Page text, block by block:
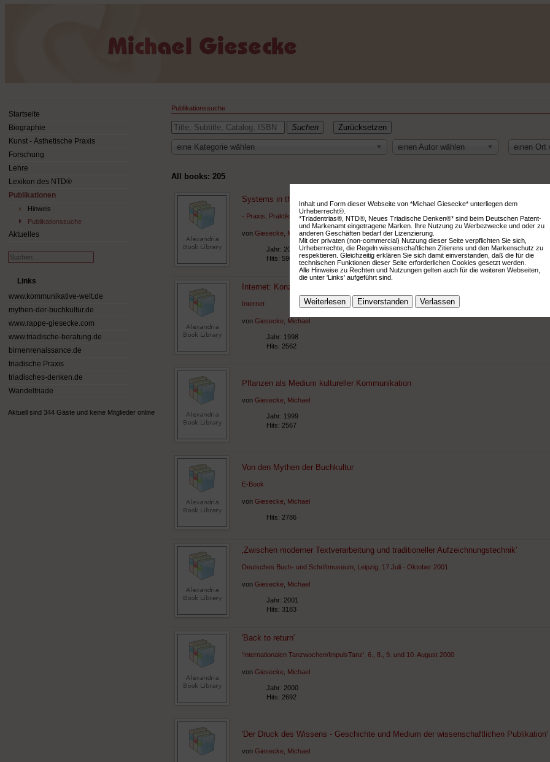
Startseite
Biographie
Kunst - Ästhetische Praxis
Forschung
Lehre
Lexikon des NTD®
Publikationen
Hinweis
Publikationssuche
Aktuelles
Suchen
...
Links
www.kommunikative-welt.de
mythen-der-buchkultur.de
www.rappe-giesecke.com
www.triadische-beratung.de
birnenrenaissance.de
triadische Praxis
triadisches-denken.de
Wandeltriade
Aktuell sind 344 Gäste und keine Mitglieder online
Publikationssuche
Suche Zurücksetzen
eine Kategorie wählen einen Autor wählen einen Ort
All books: 205
Systems in the Wake of Practice.
- Praxis, Praktiken, Praxissysteme.
von Giesecke, Michael
Jahr: 2024
Hits: 590
Internet: Konzeption, Texte, Künstlerische Gestaltung der persönlichen Homepage
Internet
von Giesecke, Michael
Jahr: 1998
Hits: 2562
Pflanzen als Medium kultureller Kommunikation
von Giesecke, Michael
Jahr: 1999
Hits: 2567
Von den Mythen der Buchkultur
E-Book
von Giesecke, Michael
Hits: 2786
‚Zwischen moderner Textverarbeitung und traditioneller Aufzeichnungstechnik’
Deutsches Buch- und Schriftmuseum, Leipzig, 17.Juli - Oktober 2001
von Giesecke, Michael
Jahr: 2001
Hits: 3183
'Back to return'
'Internationalen Tanzwochen/ImpulsTanz', 6., 8., 9. und 10. August 2000
von Giesecke, Michael
Jahr: 2000
Hits: 2692
'Der Druck des Wissens - Geschichte und Medium der wissenschaftlichen Publikation'
von Giesecke, Michael
Inhalt und Form dieser Webseite von *Michael Giesecke* unterliegen dem
Urheberrecht©.
*Triadentrias®, NTD®, Neues Triadische Denken®* sind beim Deutschen Patent-
und Markenamt eingetragene Marken. Ihre Nutzung zu Werbezwecke und oder zu
anderen Geschäften bedarf der Lizenzierung.
Mit der privaten (non-commercial) Nutzung dieser Seite verpflichten Sie sich,
Urheberrechte, die Regeln wissenschaftlichen Zitierens und den Markenschutz zu
respektieren. Gleichzeitig erklären Sie sich damit einverstanden, daß die für die
technischen Funktionen dieser Seite erforderlichen Cookies gesetzt werden.
Alle Hinweise zu Rechten und Nutzungen gelten auch für die weiteren Webseiten,
die unter 'Links' aufgeführt sind.
Weiterlesen Einverstanden Verlassen